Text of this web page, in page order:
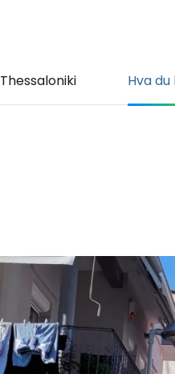
Thessaloniki Hva